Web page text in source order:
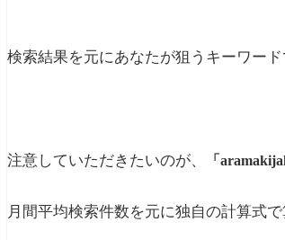
検索結果を元にあなたが狙うキーワー
注意していただきたいのが、 「
月間平均検索件数を元に独自の計算式